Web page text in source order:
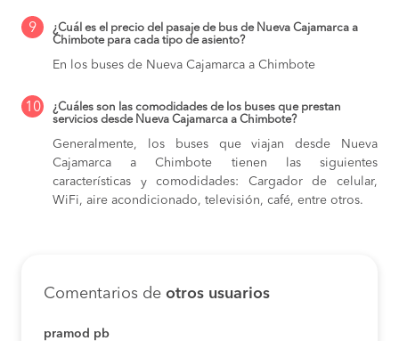
9
¿Cuál es el precio del pasaje de bus de Nueva Cajamarca a
Chimbote para cada tipo de asiento?
En los buses de Nueva Cajamarca a Chimbote
10
¿Cuáles son las comodidades de los buses que prestan
servicios desde Nueva Cajamarca a Chimbote?
Generalmente, los buses que viajan desde Nueva
Cajamarca a Chimbote tienen las siguientes
características y comodidades: Cargador de celular,
WiFi, aire acondicionado, televisión, café, entre otros.
Comentarios de otros usuarios
pramod pb